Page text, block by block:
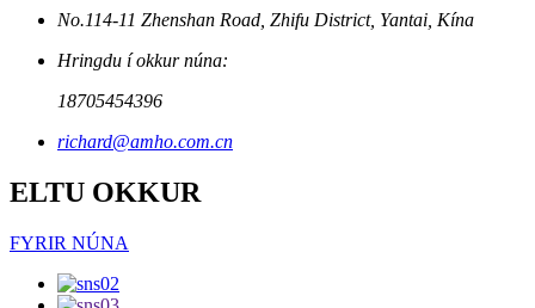
No.114-11 Zhenshan Road, Zhifu District, Yantai, Kína
Hringdu í okkur núna:
18705454396
richard@amho.com.cn
ELTU OKKUR
FYRIR NÚNA